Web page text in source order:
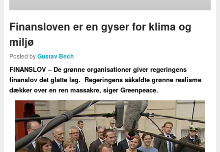
Finansloven er en gyser for klima og
miljø
Posted byGustav Bech
FINANSLOV – De grønne organisationer giver regeringens
finanslov det glatte lag. Regeringens såkaldte grønne realisme
dækker over en ren massakre, siger Greenpeace.